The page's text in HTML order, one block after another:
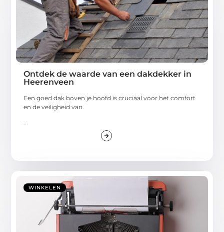
Ontdek de waarde van een dakdekker in
Heerenveen
Een goed dak boven je hoofd is cruciaal voor het comfort
en de veiligheid van
WINKELEN